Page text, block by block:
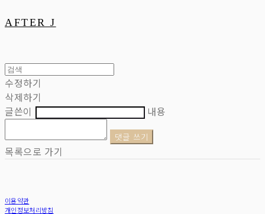
AFTER J
수정하기
삭제하기
글쓴이
내용
댓글 쓰기
목록으로 가기
이용약관
개인정보처리방침